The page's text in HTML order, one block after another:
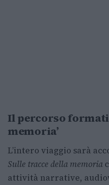
Il percorso
memoria’
L’intero viaggio sarà
Sulle tracce della memoria
attività narrative,